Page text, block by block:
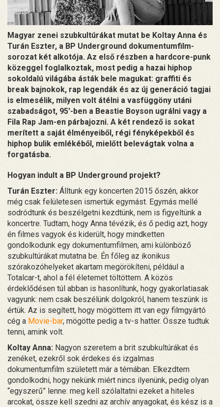
Magyar zenei szubkultúrákat mutat be Koltay Anna és
Turán Eszter, a BP Underground dokumentumfilm-
sorozat két alkotója. Az első részben a hardcore-punk
közeggel foglalkoztak, most pedig a hazai hiphop
sokoldalú világába ásták bele magukat: graffiti és
break bajnokok, rap legendák és az új generáció tagjai
is elmesélik, milyen volt átélni a vasfüggöny utáni
szabadságot, 95'-ben a Beastie Boyson ugrálni vagy a
Fila Rap Jam-en párbajozni. A két rendező is sokat
merített a saját élményeiből, régi fényképekből és
hiphop bulik emlékéből, mielőtt belevágtak volna a
forgatásba.
Hogyan indult a BP Underground projekt?
Turán Eszter: Álltunk egy koncerten 2015 őszén, akkor
még csak felületesen ismertük egymást. Egymás mellé
sodródtunk és beszélgetni kezdtünk, nem is figyeltünk a
koncertre. Tudtam, hogy Anna tévézik, és ő pedig azt, hogy
én filmes vagyok és kiderült, hogy mindketten
gondolkodunk egy dokumentumfilmen, ami különböző
szubkultúrákat mutatna be. Én főleg az ikonikus
szórakozóhelyeket akartam megörökíteni, például a
Totalcar-t, ahol a fél életemet töltöttem. A közös
érdeklődésen túl abban is hasonlítunk, hogy gyakorlatiasak
vagyunk: nem csak beszélünk dolgokról, hanem teszünk is
értük. Az is segített, hogy mögöttem itt van egy filmgyártó
cég a Movie-bar, mögötte pedig a tv-s hatter. Össze tudtuk
tenni, amink volt.
Koltay Anna: Nagyon szeretem a brit szubkultúrákat és
zenéket, ezekről sok érdekes és izgalmas
dokumentumfilm született már a témában. Elkezdtem
gondolkodni, hogy nekünk miért nincs ilyenünk, pedig olyan
“egyszerű” lenne: meg kell szólaltatni ezeket a hiteles
arcokat, össze kell szedni az archív anyagokat, és kész is a